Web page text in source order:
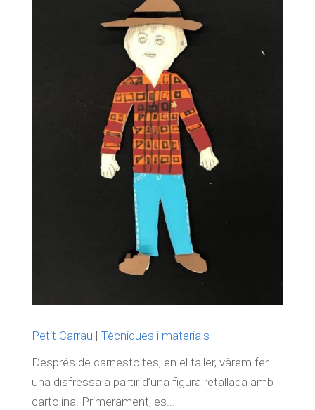
Petit Carrau | Tècniques i materials
Després de carnestoltes, en el taller, vàrem fer
una disfressa a partir d’una figura retallada amb
cartolina. Primerament, es...